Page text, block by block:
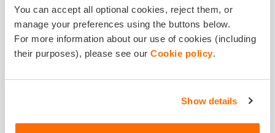
You can accept all optional cookies, reject them, or
manage your preferences using the buttons below.
For more information about our use of cookies (including
their purposes), please see our Cookie policy.
Show details
wraz z autem?
Zakup samochodu często idzie w parze z inwestycją w
inne dobra materialne, jak np. dom lub mieszkanie.
Ubezpieczenie nieruchomości -
zabezpiecz swój dom | Balcia.